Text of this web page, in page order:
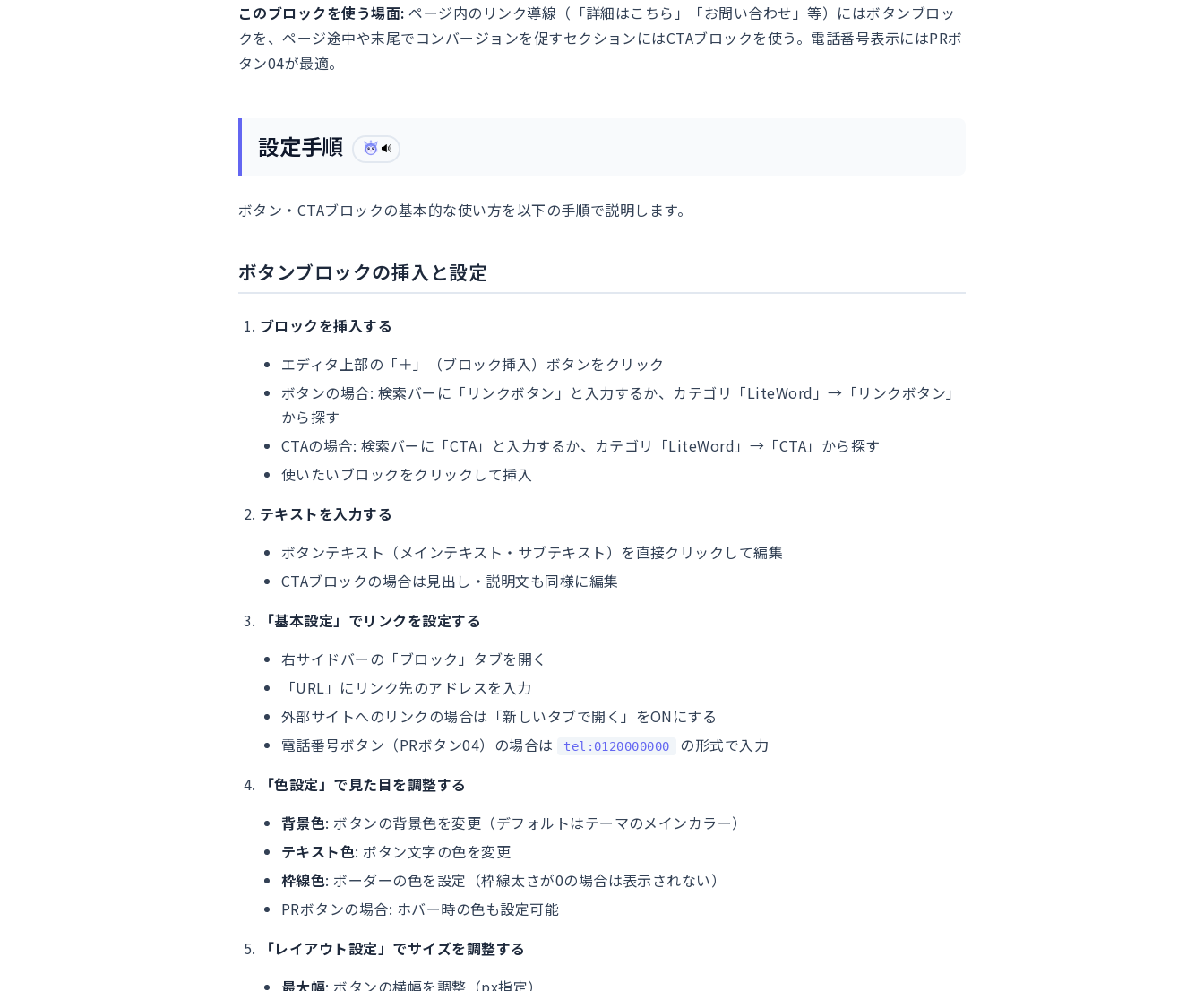
このブロックを使う場面: ページ内のリンク導線（「詳細はこちら」「お問い合わせ」等）にはボタンブロッ
クを、ページ途中や末尾でコンバージョンを促すセクションにはCTAブロックを使う。電話番号表示にはPRボ
タン04が最適。
設定手順 🔊
ボタン・CTAブロックの基本的な使い方を以下の手順で説明します。
ボタンブロックの挿入と設定
ブロックを挿入する
エディタ上部の「＋」（ブロック挿入）ボタンをクリック
ボタンの場合: 検索バーに「リンクボタン」と入力するか、カテゴリ「LiteWord」→「リンクボタン」
から探す
CTAの場合: 検索バーに「CTA」と入力するか、カテゴリ「LiteWord」→「CTA」から探す
使いたいブロックをクリックして挿入
テキストを入力する
ボタンテキスト（メインテキスト・サブテキスト）を直接クリックして編集
CTAブロックの場合は見出し・説明文も同様に編集
「基本設定」でリンクを設定する
右サイドバーの「ブロック」タブを開く
「URL」にリンク先のアドレスを入力
外部サイトへのリンクの場合は「新しいタブで開く」をONにする
電話番号ボタン（PRボタン04）の場合は
tel:0120000000
の形式で入力
「色設定」で見た目を調整する
背景色: ボタンの背景色を変更（デフォルトはテーマのメインカラー）
テキスト色: ボタン文字の色を変更
枠線色: ボーダーの色を設定（枠線太さが0の場合は表示されない）
PRボタンの場合: ホバー時の色も設定可能
「レイアウト設定」でサイズを調整する
最大幅: ボタンの横幅を調整（px指定）